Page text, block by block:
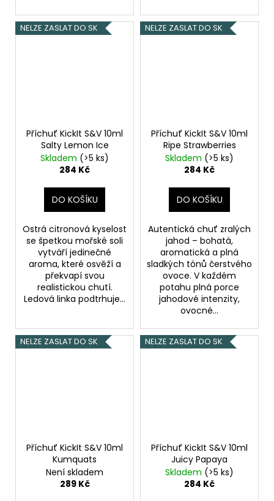
NELZE ZASLAT DO SK
Příchuť KickIt S&V 10ml
Salty Lemon Ice
Skladem (>5 ks)
284 Kč
DO KOŠÍKU
Ostrá citronová kyselost
se špetkou mořské soli
vytváří jedinečné
aroma, které osvěží a
překvapí svou
realistickou chutí.
Ledová linka podtrhuje...
NELZE ZASLAT DO SK
Příchuť KickIt S&V 10ml
Ripe Strawberries
Skladem (>5 ks)
284 Kč
DO KOŠÍKU
Autentická chuť zralých
jahod – bohatá,
aromatická a plná
sladkých tónů čerstvého
ovoce. V každém
potahu plná porce
jahodové intenzity,
ovocné...
NELZE ZASLAT DO SK
Příchuť KickIt S&V 10ml
Kumquats
Není skladem
289 Kč
NELZE ZASLAT DO SK
Příchuť KickIt S&V 10ml
Juicy Papaya
Skladem (>5 ks)
284 Kč